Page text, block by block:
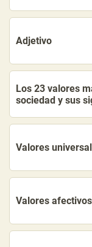
Adjetivo
Los 23 valores
sociedad y sus
Valores
Valores afectivos